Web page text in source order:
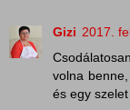
Gizi 2017.
volna
és egy